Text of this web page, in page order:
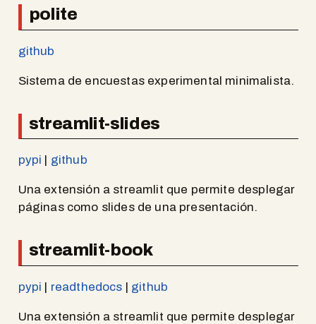
polite
github
Sistema de encuestas experimental minimalista.
streamlit-slides
pypi github
Una extensión a streamlit que permite desplegar
páginas como slides de una presentación.
streamlit-book
pypi | readthedocs | github
Una extensión a streamlit que permite desplegar